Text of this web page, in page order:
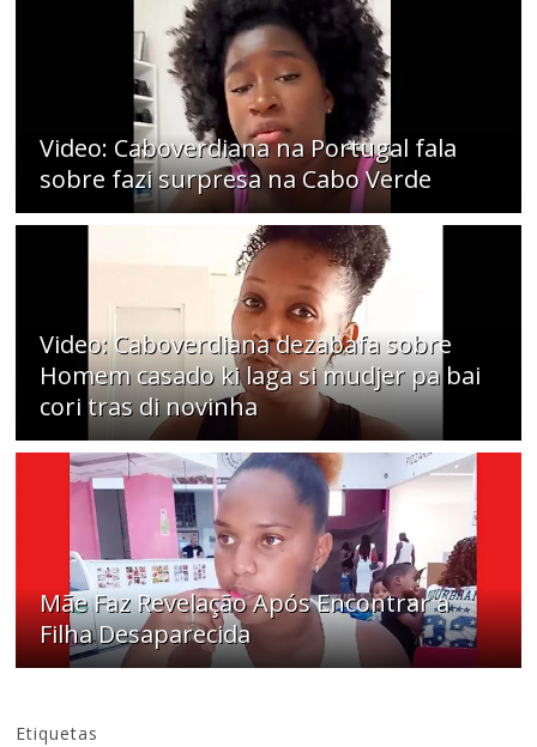
Video: Caboverdiana na Portugal fala
sobre fazi surpresa na Cabo Verde
Video: Caboverdiana dezabafa sobre
Homem casado ki laga si mudjer pa bai
cori tras di novinha
Mãe Faz Revelação Após Encontrar a
Filha Desaparecida
Etiquetas